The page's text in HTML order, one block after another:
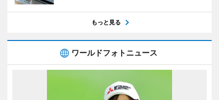
もっと見る
ワールドフォトニュース